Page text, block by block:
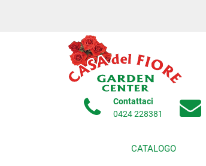
Contattaci
0424 228381
CATALOGO